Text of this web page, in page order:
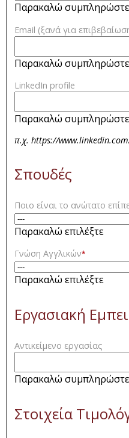
Παρακαλώ συμπληρώστε
Email (ξανά για
Παρακαλώ συμπληρώστε
LinkedIn profile
Παρακαλώ συμπληρώστε
π.χ. https://
Σπουδές
Ποιο είναι το ανώτατο
Παρακαλώ επιλέξτε
Γνώση Αγγλικών*
Παρακαλώ επιλέξτε
Εργασιακή
Αντικείμενο εργασίας
Παρακαλώ συμπληρώστε
Στοιχεία